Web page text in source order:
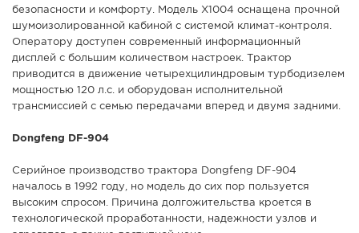
безопасности и комфорту. Модель X1004 оснащена прочной
шумоизолированной кабиной с системой климат-контроля.
Оператору доступен современный информационный
дисплей с большим количеством настроек. Трактор
приводится в движение четырехцилиндровым турбодизелем
мощностью 120 л.с. и оборудован исполнительной
трансмиссией с семью передачами вперед и двумя задними.
Dongfeng DF-904
Серийное производство трактора Dongfeng DF-904
началось в 1992 году, но модель до сих пор пользуется
высоким спросом. Причина долгожительства кроется в
технологической проработанности, надежности узлов и